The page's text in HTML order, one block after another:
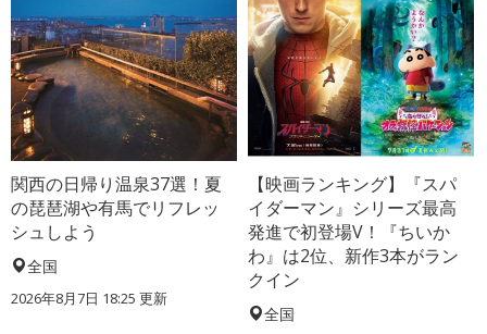
関西の日帰り温泉37選！夏
の琵琶湖や有馬でリフレッ
シュしよう
全国
2026年8月7日 18:25 更新
【映画ランキング】『スパ
イダーマン』シリーズ最高
発進で初登場V！『ちいか
わ』は2位、新作3本がラン
クイン
全国